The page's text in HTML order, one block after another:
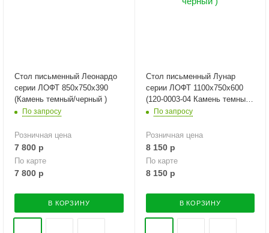
Стол письменный Леонардо
серии ЛОФТ 850х750х390
(Камень темный/черный )
По запросу
Розничная цена
7 800 р
По карте
7 800 р
В КОРЗИНУ
Стол письменный Лунар
серии ЛОФТ 1100х750х600
(120-0003-04 Камень темный/
черный )
По запросу
Розничная цена
8 150р
По карте
8 150р
В КОРЗИНУ